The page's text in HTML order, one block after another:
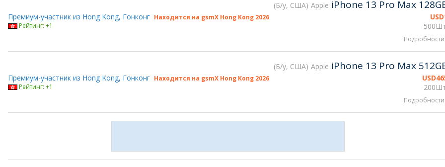
Б/у, США Apple iPhone 13 Pro Max
USD
Премиум-участник из Hong Kong, Гонконг Находится на gsmX Hong Kong 2026
Рейтинг: +1
Подробности
Б/у, США Apple iPhone 13 Pro Max
USD
Премиум-участник из Hong Kong, Гонконг Находится на gsmX Hong Kong 2026
Рейтинг: +1
Подробности